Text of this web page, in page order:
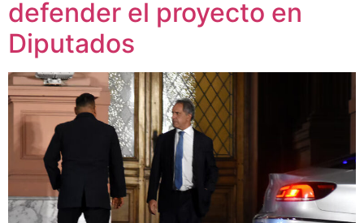
defender el proyecto en
Diputados